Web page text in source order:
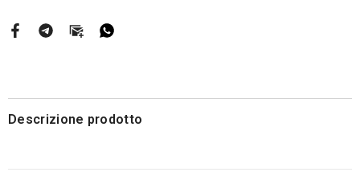
Descrizione prodotto